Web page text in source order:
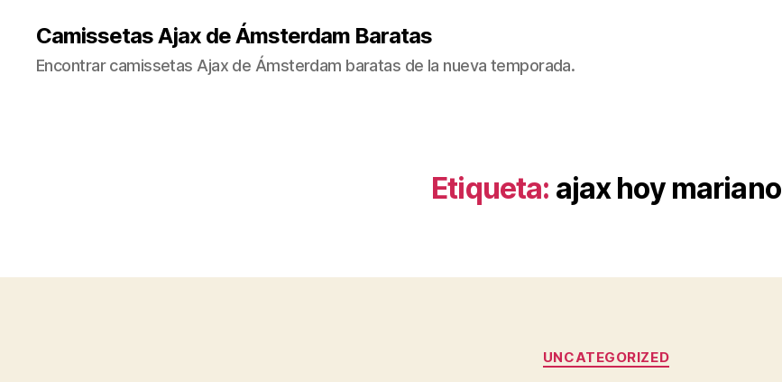
Camissetas Ajax de Ámsterdam Baratas
Encontrar camissetas Ajax de Ámsterdam baratas de la nueva temporada.
Etiqueta: ajax hoy mariano
Categorías
UNCATEGORIZED